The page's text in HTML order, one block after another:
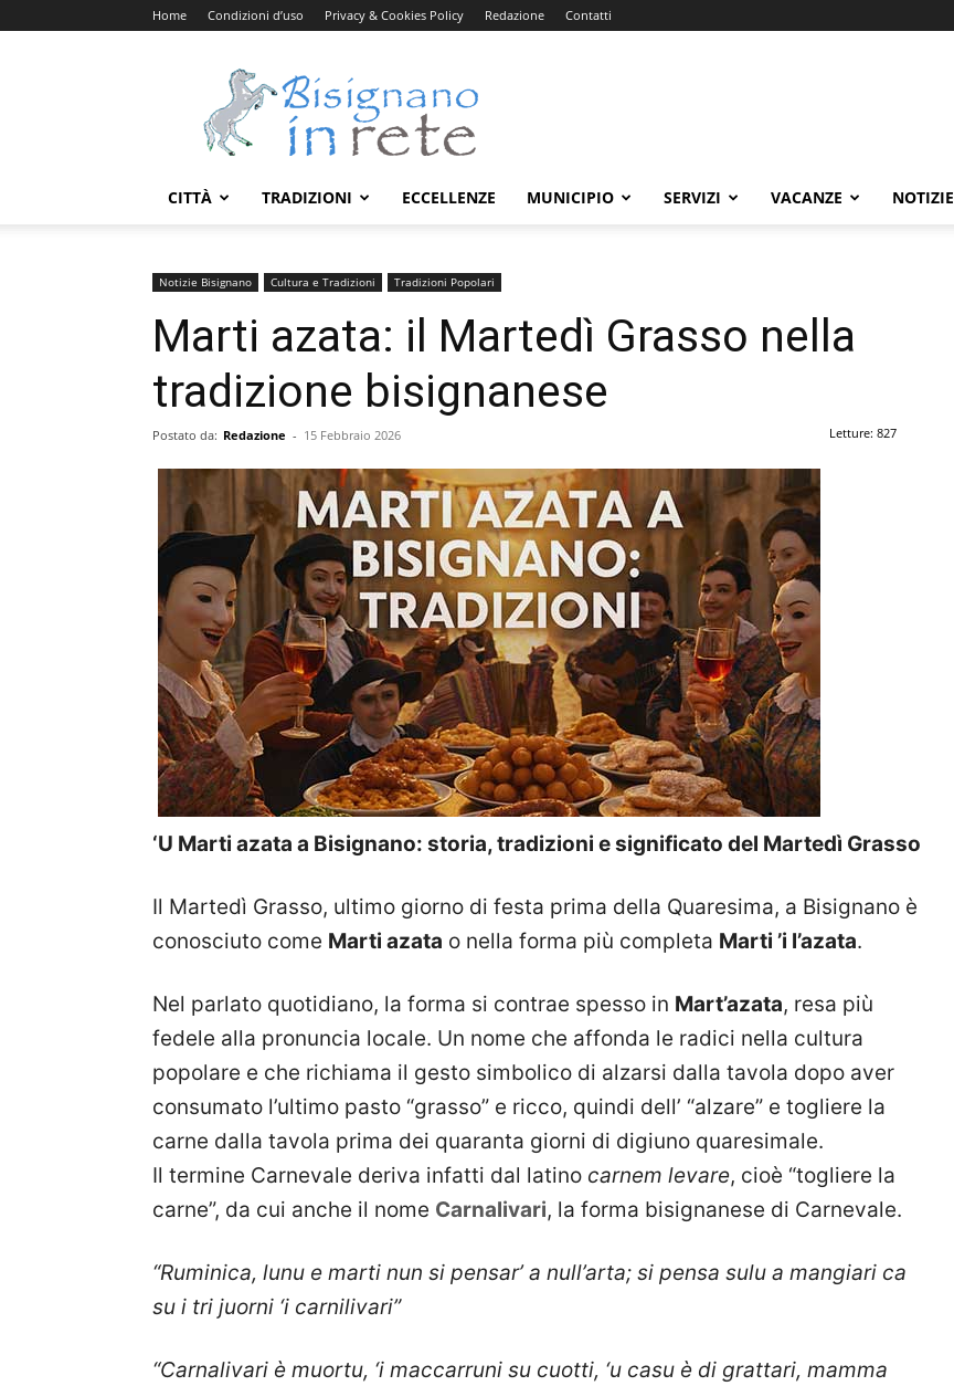
Home Condizioni d’uso Privacy & Cookies Policy Redazione Contatti
Bisignanoinrete.com
CITTÀ TRADIZIONI ECCELLENZE MUNICIPIO SERVIZI VACANZE NOTIZIE
Notizie Bisignano Cultura e Tradizioni Tradizioni Popolari
Marti azata: il Martedì Grasso nella
tradizione bisignanese
Postato da: Redazione - 15 Febbraio 2026 Letture: 827
‘U Marti azata a Bisignano: storia, tradizioni e significato del Martedì Grasso
Il Martedì Grasso, ultimo giorno di festa prima della Quaresima, a Bisignano è
conosciuto come Marti azata o nella forma più completa Marti ’i l’azata.
Nel parlato quotidiano, la forma si contrae spesso in Mart’azata, resa più
fedele alla pronuncia locale. Un nome che affonda le radici nella cultura
popolare e che richiama il gesto simbolico di alzarsi dalla tavola dopo aver
consumato l’ultimo pasto “grasso” e ricco, quindi dell’ “alzare” e togliere la
carne dalla tavola prima dei quaranta giorni di digiuno quaresimale.
Il termine Carnevale deriva infatti dal latino carnem levare, cioè “togliere la
carne”, da cui anche il nome Carnalivari, la forma bisignanese di Carnevale.
“Ruminica, lunu e marti nun si pensar’ a null’arta; si pensa sulu a mangiari ca
su i tri juorni ‘i carnilivari”
“Carnalivari è muortu, ‘i maccarruni su cuotti, ‘u casu è di grattari, mamma